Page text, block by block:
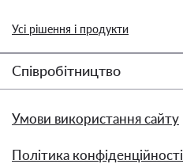
Усі рішення і продукти
Співробітництво
Умови використання сайту
Політика конфіденційності